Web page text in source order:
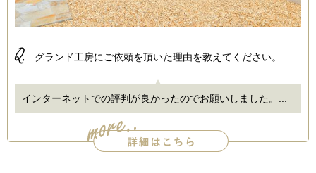
Q. グランド工房にご依頼を頂いた理由を教えてください。
インターネットでの評判が良かったのでお願いしました。...